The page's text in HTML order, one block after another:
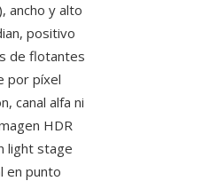
ancho y alto
positivo
de flotantes
por píxel
canal alfa ni
HDR
light stage
en punto